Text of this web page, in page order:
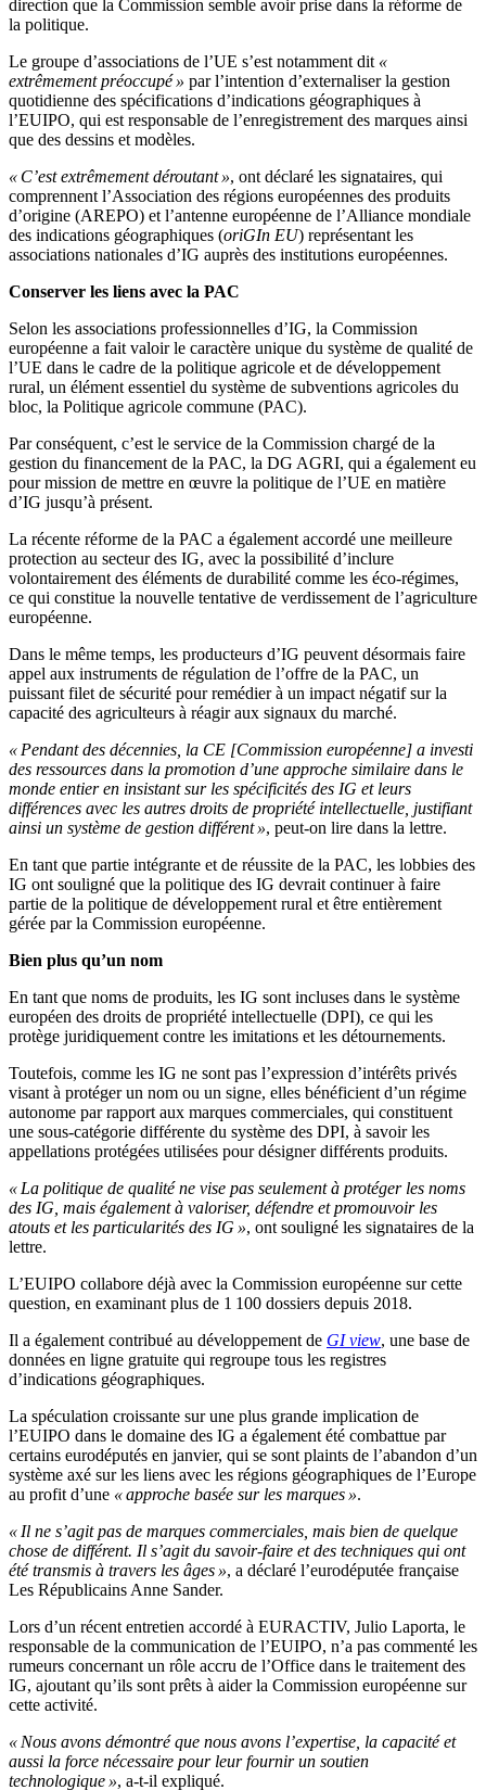
direction que la Commission semble avoir prise dans la réforme de
la politique.
Le groupe d’associations de l’UE s’est notamment dit «
extrêmement préoccupé » par l’intention d’externaliser la gestion
quotidienne des spécifications d’indications géographiques à
l’EUIPO, qui est responsable de l’enregistrement des marques ainsi
que des dessins et modèles.
« C’est extrêmement déroutant », ont déclaré les signataires, qui
comprennent l’Association des régions européennes des produits
d’origine (AREPO) et l’antenne européenne de l’Alliance mondiale
des indications géographiques (oriGIn EU) représentant les
associations nationales d’IG auprès des institutions européennes.
Conserver les liens avec la PAC
Selon les associations professionnelles d’IG, la Commission
européenne a fait valoir le caractère unique du système de qualité de
l’UE dans le cadre de la politique agricole et de développement
rural, un élément essentiel du système de subventions agricoles du
bloc, la Politique agricole commune (PAC).
Par conséquent, c’est le service de la Commission chargé de la
gestion du financement de la PAC, la DG AGRI, qui a également eu
pour mission de mettre en œuvre la politique de l’UE en matière
d’IG jusqu’à présent.
La récente réforme de la PAC a également accordé une meilleure
protection au secteur des IG, avec la possibilité d’inclure
volontairement des éléments de durabilité comme les éco-régimes,
ce qui constitue la nouvelle tentative de verdissement de l’agriculture
européenne.
Dans le même temps, les producteurs d’IG peuvent désormais faire
appel aux instruments de régulation de l’offre de la PAC, un
puissant filet de sécurité pour remédier à un impact négatif sur la
capacité des agriculteurs à réagir aux signaux du marché.
« Pendant des décennies, la CE [Commission européenne] a investi
des ressources dans la promotion d’une approche similaire dans le
monde entier en insistant sur les spécificités des IG et leurs
différences avec les autres droits de propriété intellectuelle, justifiant
ainsi un système de gestion différent », peut-on lire dans la lettre.
En tant que partie intégrante et de réussite de la PAC, les lobbies des
IG ont souligné que la politique des IG devrait continuer à faire
partie de la politique de développement rural et être entièrement
gérée par la Commission européenne.
Bien plus qu’un nom
En tant que noms de produits, les IG sont incluses dans le système
européen des droits de propriété intellectuelle (DPI), ce qui les
protège juridiquement contre les imitations et les détournements.
Toutefois, comme les IG ne sont pas l’expression d’intérêts privés
visant à protéger un nom ou un signe, elles bénéficient d’un régime
autonome par rapport aux marques commerciales, qui constituent
une sous-catégorie différente du système des DPI, à savoir les
appellations protégées utilisées pour désigner différents produits.
« La politique de qualité ne vise pas seulement à protéger les noms
des IG, mais également à valoriser, défendre et promouvoir les
atouts et les particularités des IG », ont souligné les signataires de la
lettre.
L’EUIPO collabore déjà avec la Commission européenne sur cette
question, en examinant plus de 1 100 dossiers depuis 2018.
Il a également contribué au développement de GI view, une base de
données en ligne gratuite qui regroupe tous les registres
d’indications géographiques.
La spéculation croissante sur une plus grande implication de
l’EUIPO dans le domaine des IG a également été combattue par
certains eurodéputés en janvier, qui se sont plaints de l’abandon d’un
système axé sur les liens avec les régions géographiques de l’Europe
au profit d’une « approche basée sur les marques ».
« Il ne s’agit pas de marques commerciales, mais bien de quelque
chose de différent. Il s’agit du savoir-faire et des techniques qui ont
été transmis à travers les âges », a déclaré l’eurodéputée française
Les Républicains Anne Sander.
Lors d’un récent entretien accordé à EURACTIV, Julio Laporta, le
responsable de la communication de l’EUIPO, n’a pas commenté les
rumeurs concernant un rôle accru de l’Office dans le traitement des
IG, ajoutant qu’ils sont prêts à aider la Commission européenne sur
cette activité.
« Nous avons démontré que nous avons l’expertise, la capacité et
aussi la force nécessaire pour leur fournir un soutien
technologique », a-t-il expliqué.